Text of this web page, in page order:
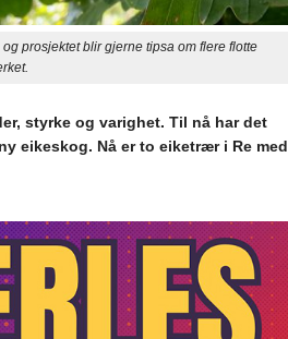
prosjektet blir gjerne tipsa om flere flotte
styrke og varighet. Til nå har det
eikeskog. Nå er to eiketrær i Re med